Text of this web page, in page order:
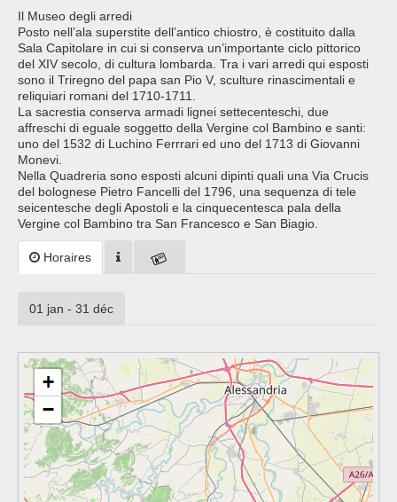
Il Museo degli arredi
Posto nell’ala superstite dell’antico chiostro, è costituito dalla
Sala Capitolare in cui si conserva un’importante ciclo pittorico
del XIV secolo, di cultura lombarda. Tra i vari arredi qui esposti
sono il Triregno del papa san Pio V, sculture rinascimentali e
reliquiari romani del 1710-1711.
La sacrestia conserva armadi lignei settecenteschi, due
affreschi di eguale soggetto della Vergine col Bambino e santi:
uno del 1532 di Luchino Ferrrari ed uno del 1713 di Giovanni
Monevi.
Nella Quadreria sono esposti alcuni dipinti quali una Via Crucis
del bolognese Pietro Fancelli del 1796, una sequenza di tele
seicentesche degli Apostoli e la cinquecentesca pala della
Vergine col Bambino tra San Francesco e San Biagio.
Horaires
01 jan - 31 déc
+
−